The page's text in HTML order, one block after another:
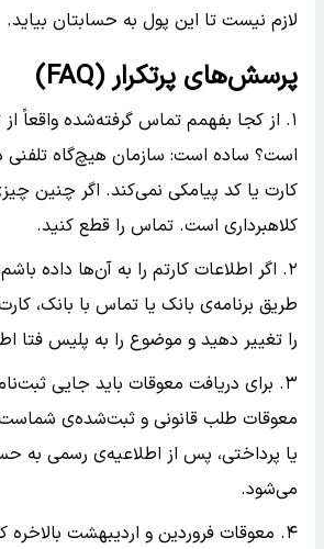
لازم نیست تا این پول به حسابتان بیاید.
پرسش‌های پرتکرار (FAQ)
۱. از کجا بفهمم تماس گرفته‌شده واقعاً
است؟ ساده است: سازمان هیچ‌گاه تلفنی
کارت یا کد پیامکی نمی‌کند. اگر چنین
کلاهبرداری است. تماس را قطع کنید.
۲. اگر اطلاعات کارتم را به آن‌ها داده
طریق برنامه‌ی بانک یا تماس با بانک،
را تغییر دهید و موضوع را به پلیس فتا
۳. برای دریافت معوقات باید جایی
معوقات طلب قانونی و ثبت‌شده‌ی
یا پرداختی، پس از اطلاعیه‌ی رسمی به
می‌شود.
۴. معوقات فروردین و اردیبهشت بالاخره